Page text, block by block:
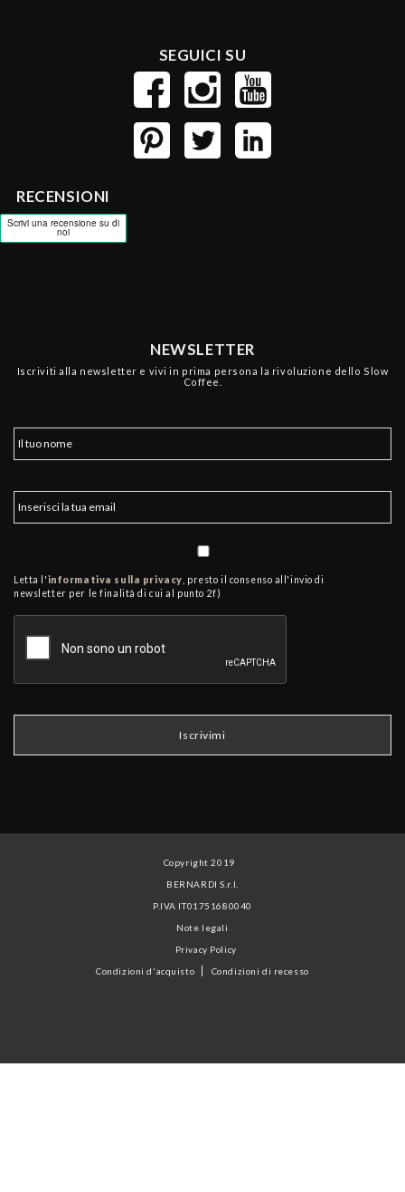
SEGUICI SU
RECENSIONI
NEWSLETTER
Iscriviti alla newsletter e vivi in prima persona la rivoluzione dello Slow
Coffee.
Letta l'informativa sulla privacy , presto il consenso all'invio di
newsletter per le finalità di cui al punto 2f)
Copyright 2019
BERNARDI S.r.l.
P.IVA IT01751680040
Note legali
Privacy Policy
Condizioni d'acquisto
Condizioni di recesso